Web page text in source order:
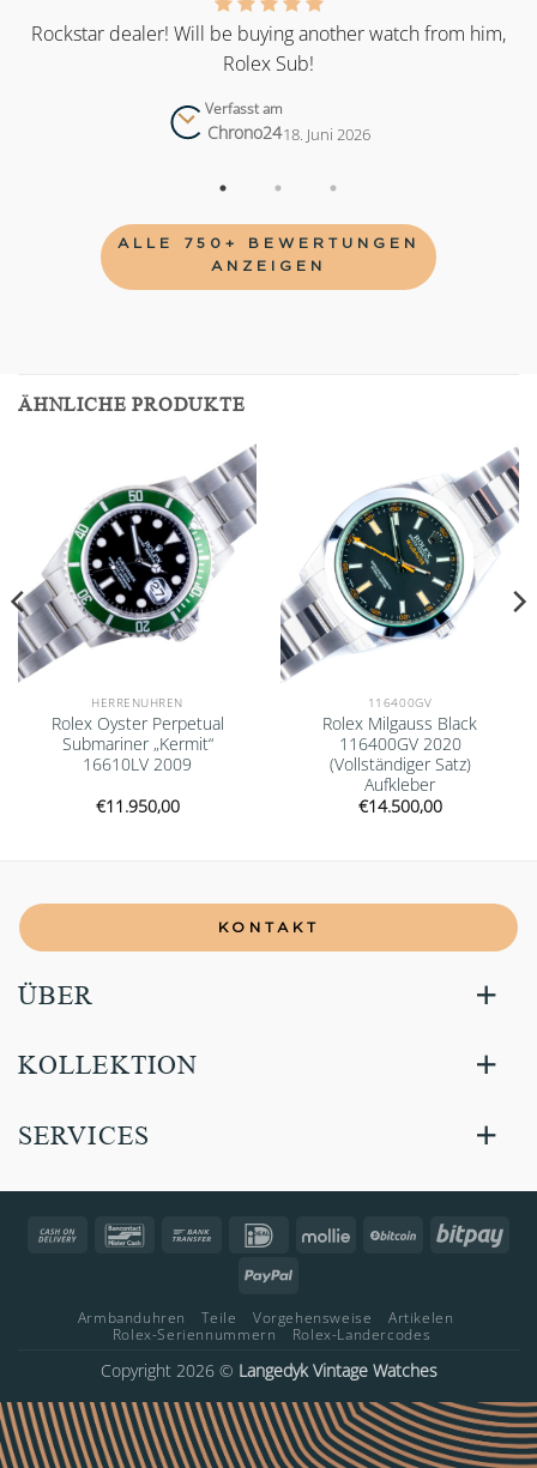
Rockstar dealer! Will be buying another watch from him,
Rolex Sub!
Verfasst am
Chrono2418. Juni 2026
ALLE 750+ BEWERTUNGEN
ANZEIGEN
ÄHNLICHE PRODUKTE
Add to
wishlist
HERRENUHREN
Rolex Oyster Perpetual
Submariner „Kermit“
16610LV 2009
€11.950,00
Add to
wishlist
116400GV
Rolex Milgauss Black
116400GV 2020
(Vollständiger Satz)
Aufkleber
€14.500,00
KONTAKT
ÜBER
KOLLEKTION
SERVICES
Cash
Bancontact Bank
IDeal Mollie BitCoin
PayPal
Armbanduhren Teile Vorgehensweise
Artikelen
Rolex-Seriennummern
Rolex-Landercodes
Copyright 2026 © Langedyk Vintage Watches